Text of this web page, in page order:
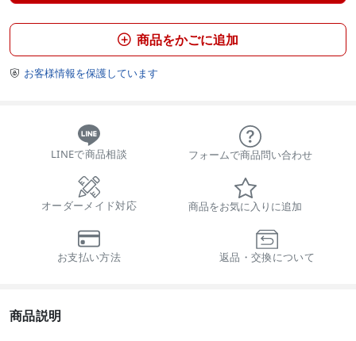
 商品をかごに追加
 お客様情報を保護しています
LINEで商品相談 フォームで商品問い合わせ
オーダーメイド対応 商品をお気に入りに追加
お支払い方法 返品・交換について
商品説明